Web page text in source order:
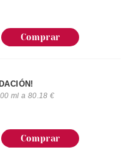
Comprar
ml a 80.18 €
Comprar